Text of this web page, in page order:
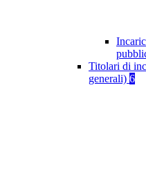
Titolari di
generali) 6